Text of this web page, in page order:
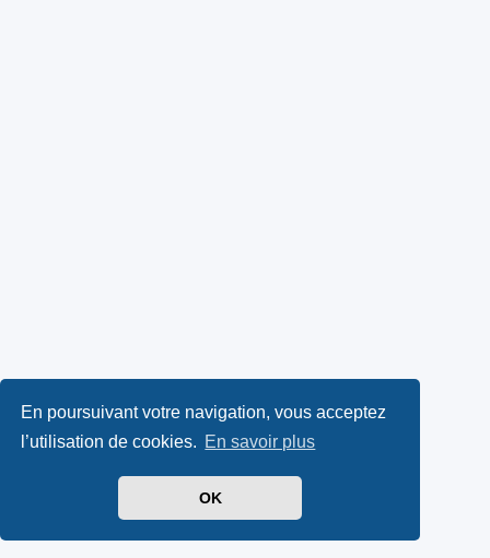
En poursuivant votre navigation, vous acceptez
l’utilisation de cookies. En savoir plus
OK